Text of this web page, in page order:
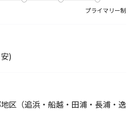
プライマリー制
)
区（追浜・船越・田浦・長浦・逸